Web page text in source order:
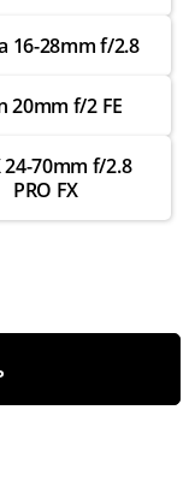
данных
16-28mm f/2.8
20mm f/2 FE
24-70mm f/2.8
PRO FX